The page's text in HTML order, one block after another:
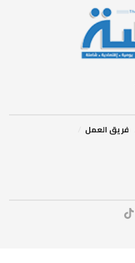
فريق العمل